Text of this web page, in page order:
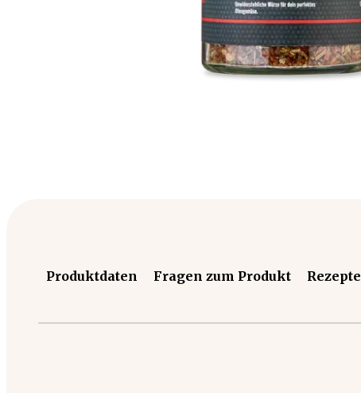
Produktdaten Fragen zum Produkt Rezepte